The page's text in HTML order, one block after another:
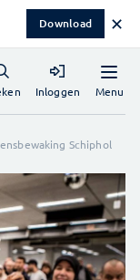
Download ✕
Menu
Inloggen
Schiphol